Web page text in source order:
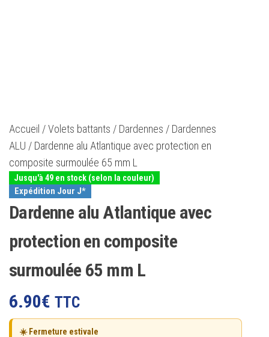
Accueil /Volets battants / Dardennes / Dardennes
ALU / Dardenne alu Atlantique avec protection en
composite surmoulée 65 mm L
Jusqu'à 49 en stock (selon la couleur)
Expédition Jour J*
Dardenne alu Atlantique avec
protection en composite
surmoulée 65 mm L
6.90€ TTC
☀️ Fermeture estivale